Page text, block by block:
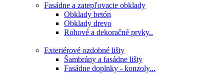
Fasádne a zatepľovacie obklady
Obklady betón
Obklady drevo
Rohové a dekoračné prvky..
Exteriérové ozdobné lišty
Šambrány a fasádne lišty
Fasádne doplnky - konzoly...